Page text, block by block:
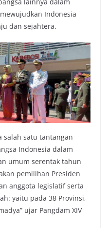
lainnya dalam
Indonesia
dan sejahtera.
salah satu tantangan
Indonesia dalam
umum serentak tahun
pemilihan Presiden
anggota legislatif serta
yaitu pada 38 Provinsi,
ujar Pangdam XIV